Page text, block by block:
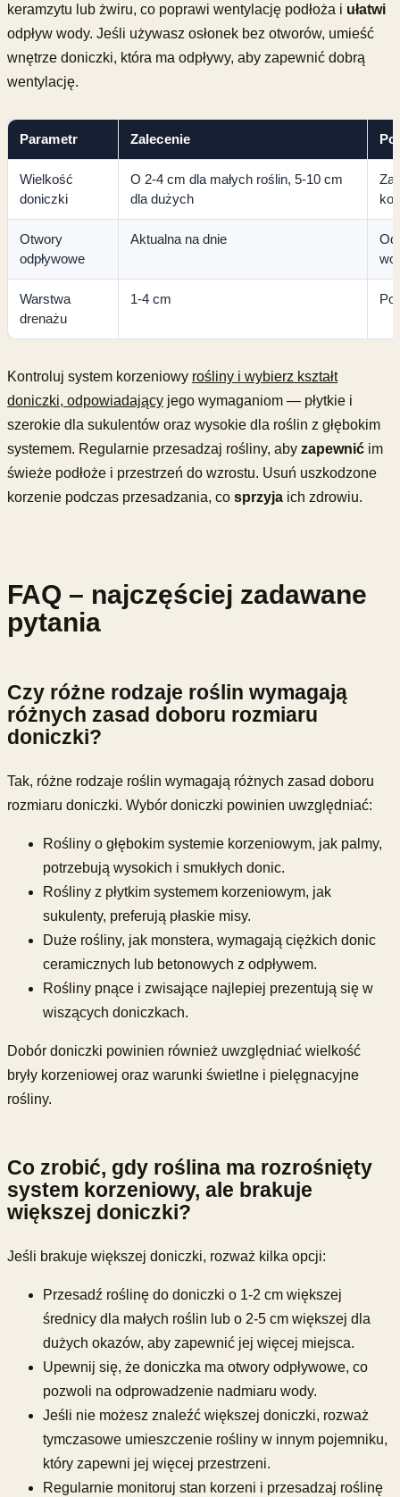
keramzytu lub żwiru, co poprawi wentylację podłoża i ułatwi
odpływ wody. Jeśli używasz osłonek bez otworów, umieść
wnętrze doniczki, która ma odpływy, aby zapewnić dobrą
wentylację.
Parametr Zalecenie
Wielkość
doniczki
O 2-4 cm dla małych roślin, 5-10 cm
dla dużych
Otwory
odpływowe
Aktualna na dnie
Warstwa
drenażu
1-4 cm
Kontroluj system korzeniowy rośliny i wybierz kształt
doniczki, odpowiadający jego wymaganiom — płytkie i
szerokie dla sukulentów oraz wysokie dla roślin z głębokim
systemem. Regularnie przesadzaj rośliny, aby zapewnić im
świeże podłoże i przestrzeń do wzrostu. Usuń uszkodzone
korzenie podczas przesadzania, co sprzyja ich zdrowiu.
FAQ – najczęściej zadawane
pytania
Czy różne rodzaje roślin wymagają
różnych zasad doboru rozmiaru
doniczki?
Tak, różne rodzaje roślin wymagają różnych zasad doboru
rozmiaru doniczki. Wybór doniczki powinien uwzględniać:
Rośliny o głębokim systemie korzeniowym, jak palmy,
potrzebują wysokich i smukłych donic.
Rośliny z płytkim systemem korzeniowym, jak
sukulenty, preferują płaskie misy.
Duże rośliny, jak monstera, wymagają ciężkich donic
ceramicznych lub betonowych z odpływem.
Rośliny pnące i zwisające najlepiej prezentują się w
wiszących doniczkach.
Dobór doniczki powinien również uwzględniać wielkość
bryły korzeniowej oraz warunki świetlne i pielęgnacyjne
rośliny.
Co zrobić, gdy roślina ma rozrośnięty
system korzeniowy, ale brakuje
większej doniczki?
Jeśli brakuje większej doniczki, rozważ kilka opcji:
Przesadź roślinę do doniczki o 1-2 cm większej
średnicy dla małych roślin lub o 2-5 cm większej dla
dużych okazów, aby zapewnić jej więcej miejsca.
Upewnij się, że doniczka ma otwory odpływowe, co
pozwoli na odprowadzenie nadmiaru wody.
Jeśli nie możesz znaleźć większej doniczki, rozważ
tymczasowe umieszczenie rośliny w innym pojemniku,
który zapewni jej więcej przestrzeni.
Regularnie monitoruj stan korzeni i przesadzaj roślinę